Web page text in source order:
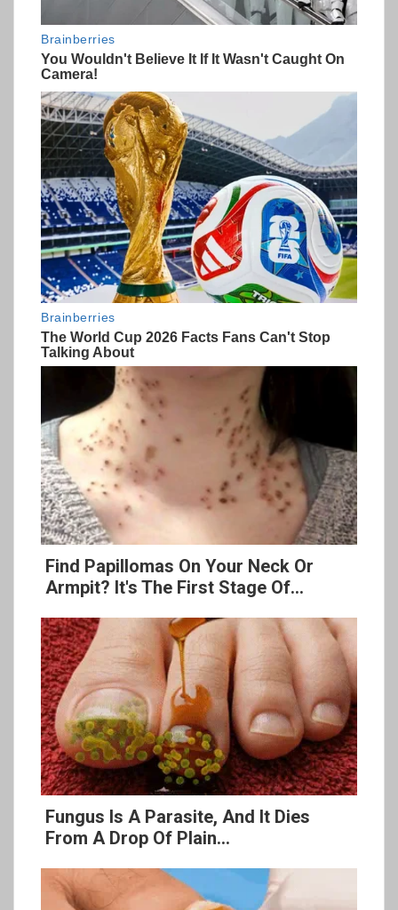
Find Papillomas On Your Neck Or
Armpit? It's The First Stage Of...
Fungus Is A Parasite, And It Dies
From A Drop Of Plain...